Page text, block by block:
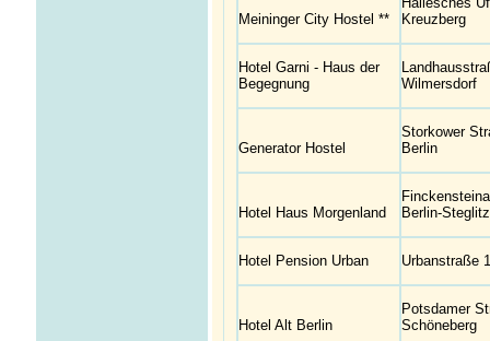
Meininger City Hostel **
Kreuzberg
Hotel Garni - Haus der
Begegnung
Wilmersdorf
Generator Hostel
Storkower
Berlin
Hotel Haus Morgenland
Berlin-Steglitz
Hotel Pension Urban Urbanstraße
Hotel Alt Berlin
Potsdamer
Schöneberg